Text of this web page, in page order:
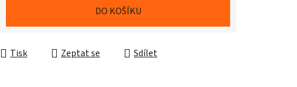
DO KOŠÍKU
Tisk Zeptat se Sdílet